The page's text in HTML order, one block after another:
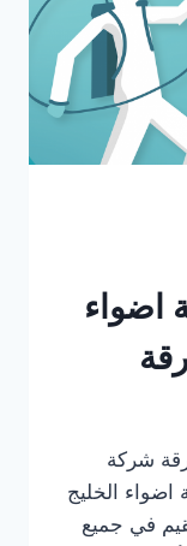
شركة اضواء
شركة
0568368393 شركة اضواء الخليج
في جميع